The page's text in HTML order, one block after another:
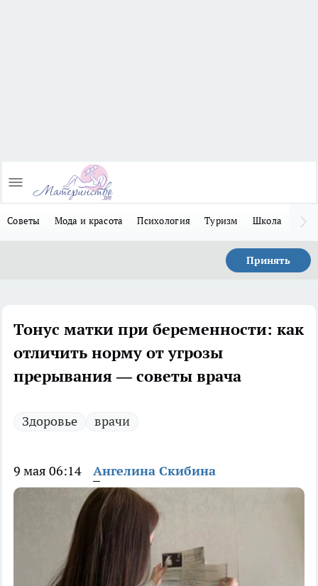
Советы Мода и красота Психология Туризм Школа
Принять
Тонус матки при беременности: как
отличить норму от угрозы
прерывания — советы врача
Здоровье врачи
9 мая 06:14 Ангелина Скибина